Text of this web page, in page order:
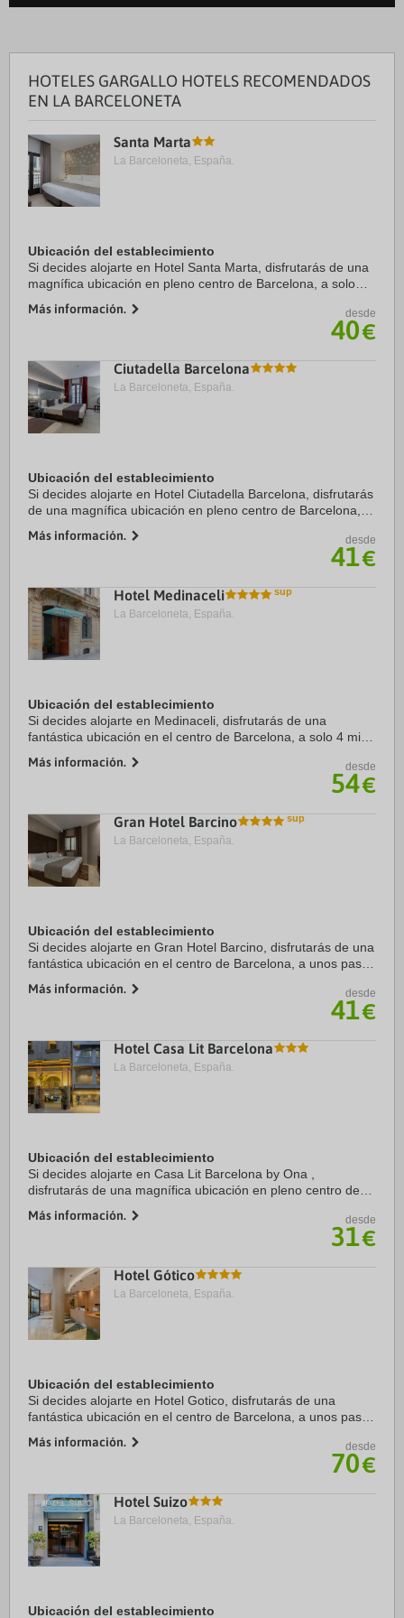
HOTELES GARGALLO HOTELS RECOMENDADOS
EN LA BARCELONETA
Santa Marta
La Barceloneta, España.
Ubicación del establecimiento
Si decides alojarte en Hotel Santa Marta, disfrutarás de una
magnífica ubicación en pleno centro de Barcelona, a solo
Además, este hotel se ...
Más información. desde
40€
Ciutadella Barcelona
La Barceloneta, España.
Ubicación del establecimiento
Si decides alojarte en Hotel Ciutadella Barcelona, disfrutarás
de una magnífica ubicación en pleno centro de Barcelona, a
de Barcelona. Además, ...
Más información. desde
41€
Hotel Medinaceli
La Barceloneta, España.
Ubicación del establecimiento
Si decides alojarte en Medinaceli, disfrutarás de una
fantástica ubicación en el centro de Barcelona, a solo 4 min
Además, este hotel se encuentra a 0,8 ...
Más información. desde
54€
Gran Hotel Barcino
La Barceloneta, España.
Ubicación del establecimiento
Si decides alojarte en Gran Hotel Barcino, disfrutarás de una
fantástica ubicación en el centro de Barcelona, a unos pasos
Además, este hotel se ...
Más información. desde
41€
Hotel Casa Lit Barcelona
La Barceloneta, España.
Ubicación del establecimiento
Si decides alojarte en Casa Lit Barcelona by Ona ,
disfrutarás de una magnífica ubicación en pleno centro de
de Barcelona. Además, este hotel se ...
Más información. desde
31€
Hotel Gótico
La Barceloneta, España.
Ubicación del establecimiento
Si decides alojarte en Hotel Gotico, disfrutarás de una
fantástica ubicación en el centro de Barcelona, a unos pasos
Además, este hotel se ...
Más información. desde
70€
Hotel Suizo
La Barceloneta, España.
Ubicación del establecimiento